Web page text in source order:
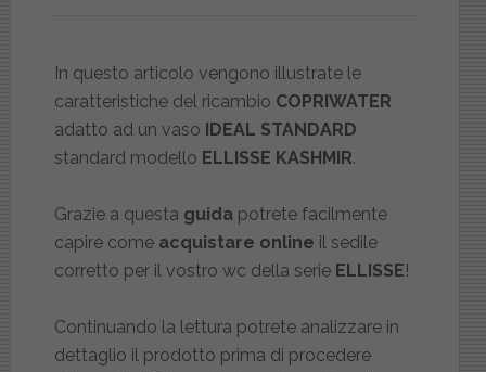
In questo articolo vengono illustrate le
caratteristiche del ricambio COPRIWATER
adatto ad un vaso IDEAL STANDARD
standard modello ELLISSE KASHMIR.
Grazie a questa guidapotrete facilmente
capire come acquistare online il sedile
corretto per il vostro wc della serie ELLISSE!
Continuando la lettura potrete analizzare in
dettaglio il prodotto prima di procedere